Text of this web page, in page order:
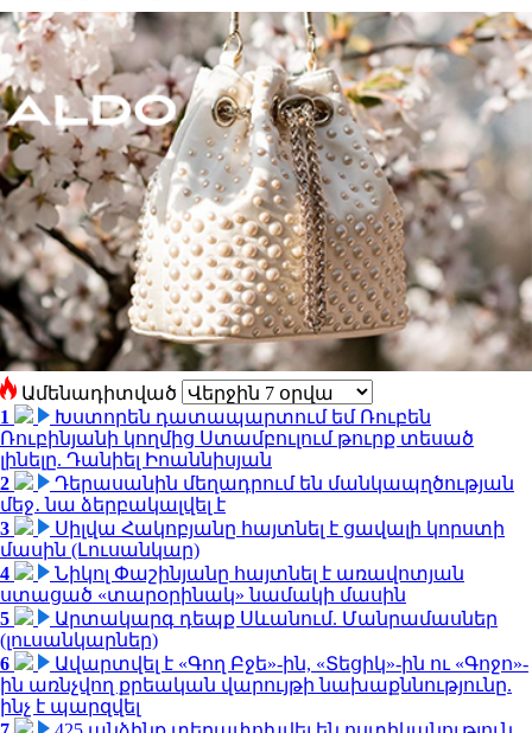
Ամենադիտված
1
Խստորեն դատապարտում եմ Ռուբեն
Ռուբինյանի կողմից Ստամբուլում թուրք տեսած
լինելը. Դանիել Իոաննիսյան
2
Դերասանին մեղադրում են մանկապղծության
մեջ․ նա ձերբակալվել է
3
Սիլվա Հակոբյանը հայտնել է ցավալի կորստի
մասին (Լուսանկար)
4
Նիկոլ Փաշինյանը հայտնել է առավոտյան
ստացած «տարօրինակ» նամակի մասին
5
Արտակարգ դեպք Սևանում. Մանրամասներ
(լուսանկարներ)
6
Ավարտվել է «Գող Բջե»-ին, «Տեցիկ»-ին ու «Գոջո»-
ին առնչվող քրեական վարույթի նախաքննությունը.
ինչ է պարզվել